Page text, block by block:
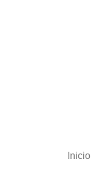
Inicio